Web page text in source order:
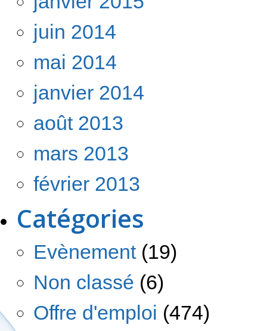
juin 2014
mai 2014
janvier 2014
août 2013
mars 2013
février 2013
Catégories
Evènement(19)
Non classé (6)
Offre d'emploi (474)